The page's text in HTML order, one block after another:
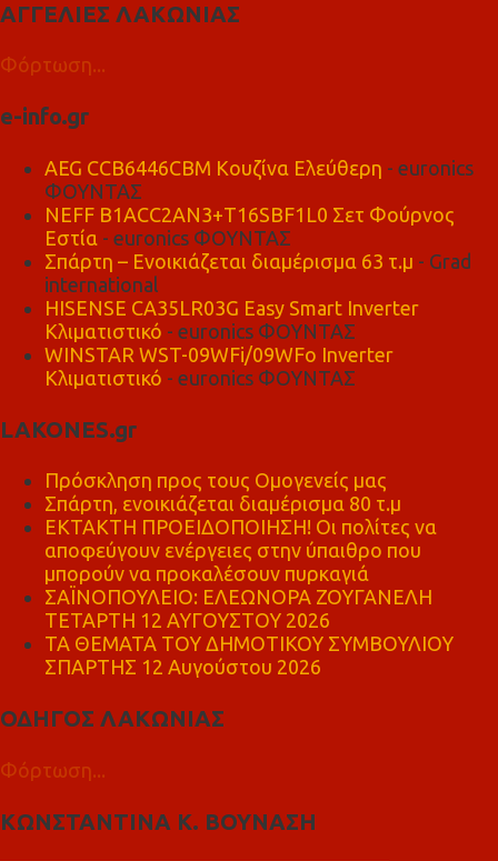
ΑΓΓΕΛΙΕΣ ΛΑΚΩΝΙΑΣ
Φόρτωση...
e-info.gr
AEG CCB6446CBM Κουζίνα Ελεύθερη - euronics
ΦΟΥΝΤΑΣ
NEFF B1ACC2AN3+T16SBF1L0 Σετ Φούρνος
Εστία - euronics ΦΟΥΝΤΑΣ
Σπάρτη – Ενοικιάζεται διαμέρισμα 63 τ.μ - Grad
international
HISENSE CA35LR03G Easy Smart Inverter
Κλιματιστικό - euronics ΦΟΥΝΤΑΣ
WINSTAR WST-09WFi/09WFo Inverter
Κλιματιστικό - euronics ΦΟΥΝΤΑΣ
LAKONES.gr
Πρόσκληση προς τους Ομογενείς μας
Σπάρτη, ενοικιάζεται διαμέρισμα 80 τ.μ
ΕΚΤΑΚΤΗ ΠΡΟΕΙΔΟΠΟΙΗΣΗ! Οι πολίτες να
αποφεύγουν ενέργειες στην ύπαιθρο που
μπορούν να προκαλέσουν πυρκαγιά
ΣΑΪΝΟΠΟΥΛΕΙΟ: ΕΛΕΩΝΟΡΑ ΖΟΥΓΑΝΕΛΗ
ΤΕΤΑΡΤΗ 12 ΑΥΓΟΥΣΤΟΥ 2026
ΤΑ ΘΕΜΑΤΑ ΤΟΥ ΔΗΜΟΤΙΚΟΥ ΣΥΜΒΟΥΛΙΟΥ
ΣΠΑΡΤΗΣ 12 Αυγούστου 2026
ΟΔΗΓΟΣ ΛΑΚΩΝΙΑΣ
Φόρτωση...
ΚΩΝΣΤΑΝΤΙΝΑ Κ. ΒΟΥΝΑΣΗ